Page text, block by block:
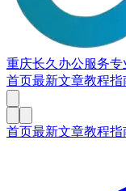
重庆长久办公服务专
首页最新文章教程指
首页最新文章教程指